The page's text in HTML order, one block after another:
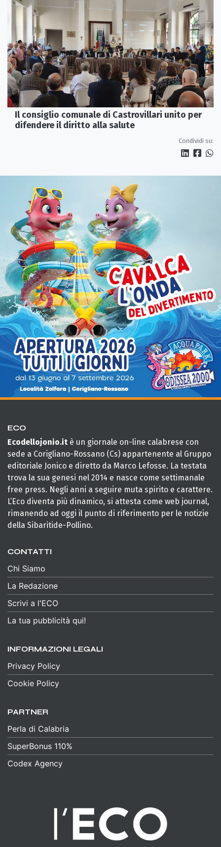
Il consiglio comunale di Castrovillari unito per
difendere il diritto alla salute
Condividi su:
ECO
Ecodellojonio.it è un giornale on-line calabrese con
sede a Corigliano-Rossano (Cs) appartenente al Gruppo
editoriale Jonico e diretto da Marco Lefosse. La testata
trova la sua genesi nel 2014 e nasce come settimanale
free press. Negli anni a seguire muta spirito e carattere.
L’Eco diventa più dinamico, si attesta come web journal,
rimanendo ad oggi il punto di riferimento per le notizie
della Sibaritide-Pollino.
CONTATTI
Chi Siamo
La Redazione
Scrivi a l'ECO
La tua pubblicità qui!
INFORMAZIONI LEGALI
Privacy Policy
Cookie Policy
PARTNER
Perla di Calabria
SuperBonus 110%
Codex Agency